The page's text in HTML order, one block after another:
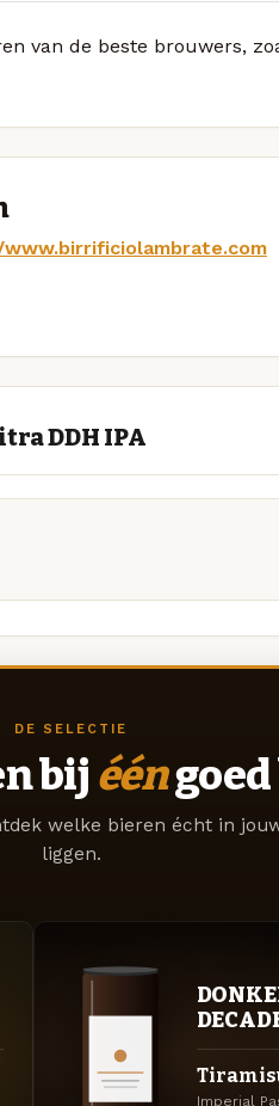
van de beste brouwers,
DDH IPA
DE SELECTIE
bij ééngoed
welke bieren écht in
liggen.
Imperial